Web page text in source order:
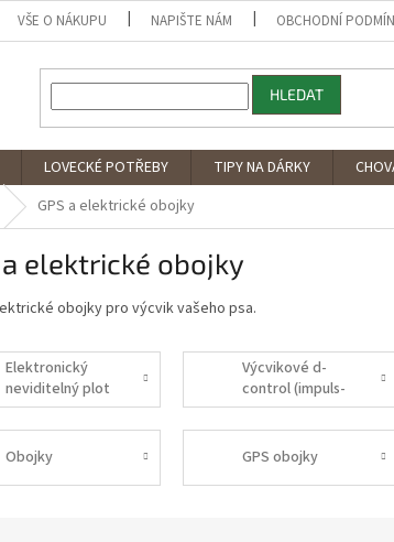
VŠE O NÁKUPU NAPIŠTE NÁM OBCHODNÍ
HLEDAT
LOVECKÉ POTŘEBY TIPY NA DÁRKY
GPS a elektrické obojky
a elektrické obojky
obojky pro výcvik vašeho psa.
Elektronický
neviditelný plot
Výcvikové d-
control (impuls-
booster-zvuk)
Obojky GPS obojky